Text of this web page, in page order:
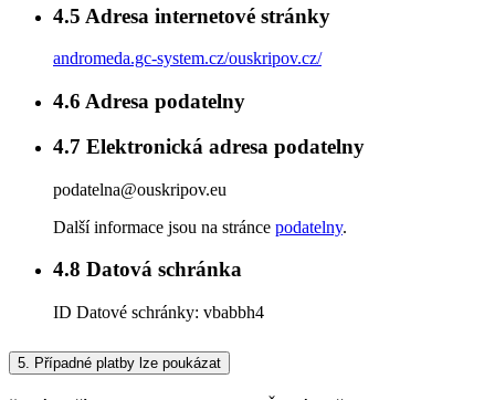
4.5 Adresa internetové stránky
andromeda.gc-system.cz/ouskripov.cz/
4.6 Adresa podatelny
4.7 Elektronická adresa podatelny
podatelna@ouskripov.eu
Další informace jsou na stránce podatelny.
4.8 Datová schránka
ID Datové schránky: vbabbh4
5. Případné platby lze poukázat